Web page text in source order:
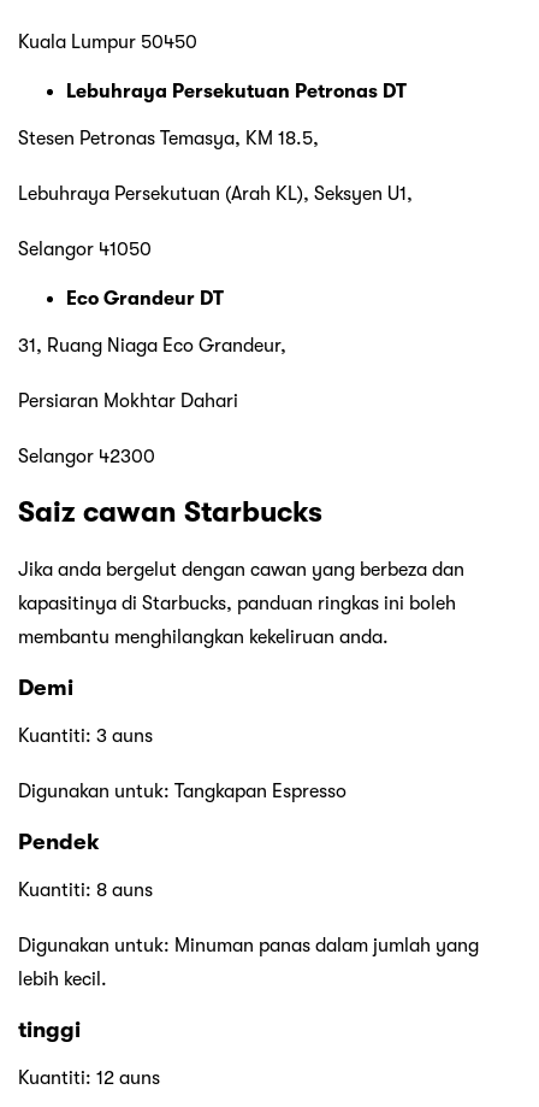
Kuala Lumpur 50450
Lebuhraya Persekutuan Petronas DT
Stesen Petronas Temasya, KM 18.5,
Lebuhraya Persekutuan (Arah KL), Seksyen U1,
Selangor 41050
Eco Grandeur DT
31, Ruang Niaga Eco Grandeur,
Persiaran Mokhtar Dahari
Selangor 42300
Saiz cawan Starbucks
Jika anda bergelut dengan cawan yang berbeza dan
kapasitinya di Starbucks, panduan ringkas ini boleh
membantu menghilangkan kekeliruan anda.
Demi
Kuantiti: 3 auns
Digunakan untuk: Tangkapan Espresso
Pendek
Kuantiti: 8 auns
Digunakan untuk: Minuman panas dalam jumlah yang
lebih kecil.
tinggi
Kuantiti: 12 auns